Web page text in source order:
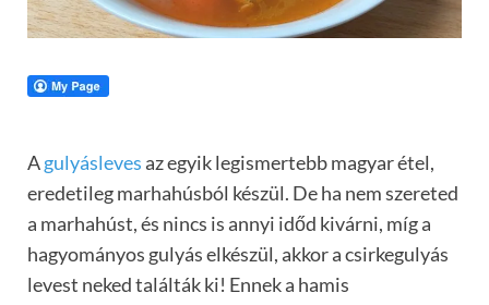
Agulyásleves az egyik legismertebb magyar étel,
eredetileg marhahúsból készül. De ha nem szereted
a marhahúst, és nincs is annyi időd kivárni, míg a
hagyományos gulyás elkészül, akkor a csirkegulyás
levest neked találták ki! Ennek a hamis